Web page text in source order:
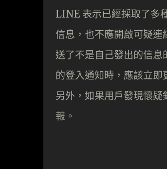
LINE 表示已經採取了多
信息，也不應開啟可疑
送了不是自己發出的信
的登入通知時，應該立即
另外，如果用戶發現懷
報。